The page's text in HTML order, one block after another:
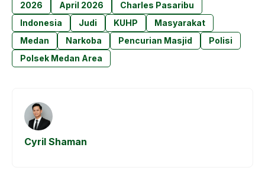
e
b
o
t
s
A
p
s
e
n
g
r
a
2026 April 2026
Charles Pasaribu
Indonesia
Judi KUHP
Masyarakat
Medan
Narkoba Pencurian Masjid
Polisi
Polsek Medan Area
Cyril Shaman